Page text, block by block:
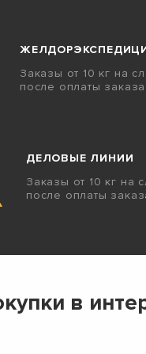
Заказы от 10 кг на
после оплаты заказа.
ДЕЛОВЫЕ ЛИНИИ
Заказы от 10 кг на
после оплаты
в